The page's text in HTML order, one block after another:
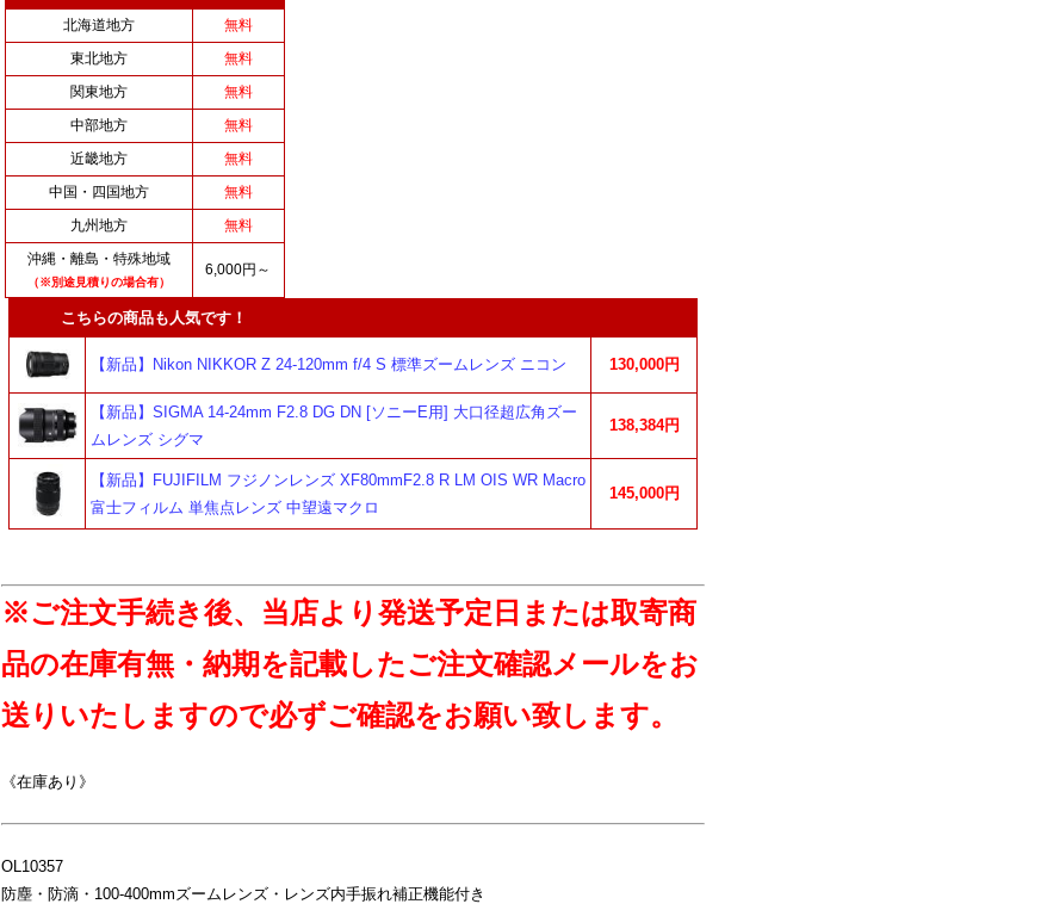
北海道地方
無料
東北地方
無料
関東地方
無料
中部地方
無料
近畿地方
無料
中国・四国地方
無料
九州地方
無料
沖縄・離島・特殊地域
（※別途見積りの場合有）
6,000円～
こちらの商品も人気です！
【新品】Nikon NIKKOR Z 24-120mm f/4 S 標準ズームレンズ ニコン 130,000円
【新品】SIGMA 14-24mm F2.8 DG DN [ソニーE用] 大口径超広角ズー
ムレンズ シグマ
138,384円
【新品】FUJIFILM フジノンレンズ XF80mmF2.8 R LM OIS WR Macro
富士フィルム 単焦点レンズ 中望遠マクロ
145,000円
※ご注文手続き後、当店より発送予定日または取寄商
品の在庫有無・納期を記載したご注文確認メールをお
送りいたしますので必ずご確認をお願い致します。
《在庫あり》
OL10357
防塵・防滴・100-400mmズームレンズ・レンズ内手振れ補正機能付き